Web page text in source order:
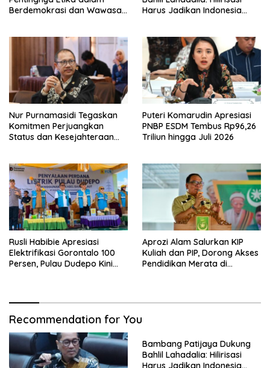
Berdemokrasi dan Wawasan
Harus Jadikan Indonesia
Nur Purnamasidi Tegaskan
Komitmen Perjuangkan
Status dan Kesejahteraan
Puteri Komarudin Apresiasi
PNBP ESDM Tembus Rp96,26
Triliun hingga Juli 2026
Rusli Habibie Apresiasi
Elektrifikasi Gorontalo 100
Persen, Pulau Dudepo Kini
Aprozi Alam Salurkan KIP
Kuliah dan PIP, Dorong Akses
Pendidikan Merata di
Recommendation for You
Bambang Patijaya Dukung
Bahlil Lahadalia: Hilirisasi
Harus Jadikan Indonesia